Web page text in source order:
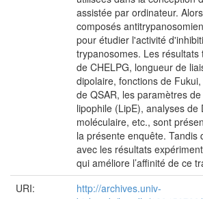
assistée par ordinateur.
composés
pour étudier l'activité
trypanosomes. Les
de CHELPG, longueur de
dipolaire, fonctions de
de QSAR, les paramètres de
lipophile (LipE), analyses de
moléculaire, etc., sont
la présente enquête. Tandis
avec les résultats
qui améliore l’affinité de ce
URI:
http://archives.univ-